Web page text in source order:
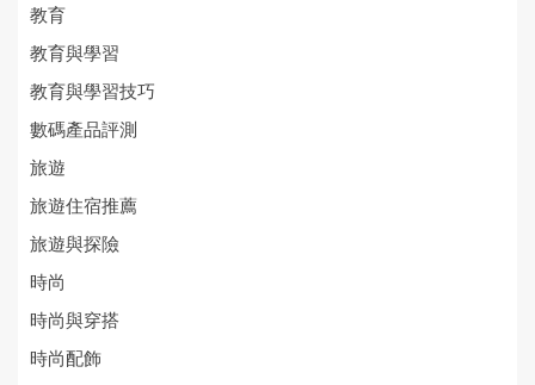
教育
教育與學習
教育與學習技巧
數碼產品評測
旅遊
旅遊住宿推薦
旅遊與探險
時尚
時尚與穿搭
時尚配飾